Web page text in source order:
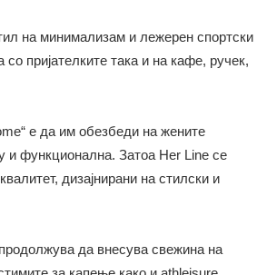
на минимализам и лежерен спортски
пријателките така и на кафе, ручек,
е да им обезбеди на жените
и функционална. Затоа Her Line се
дизајнирани на стилски и
да внесува свежина на